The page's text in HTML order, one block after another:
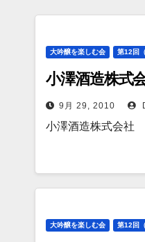
大吟醸を楽しむ会 第12回
小澤酒造株式
9月 29, 2010
小澤酒造株式会社
大吟醸を楽しむ会 第12回